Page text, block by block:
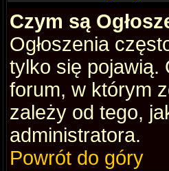
Czym są
Ogłoszenia
tylko się pojawią.
forum, w którym
zależy od tego,
administratora.
Powrót do góry